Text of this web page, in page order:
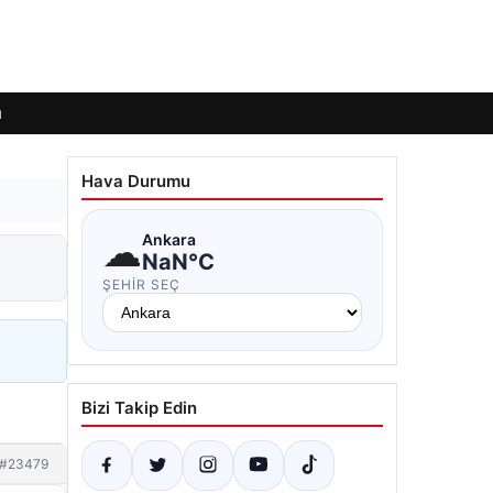
#23479
Hava Durumu
☁Ankara
NaN°C
ŞEHIR SEÇ
Bizi Takip Edin